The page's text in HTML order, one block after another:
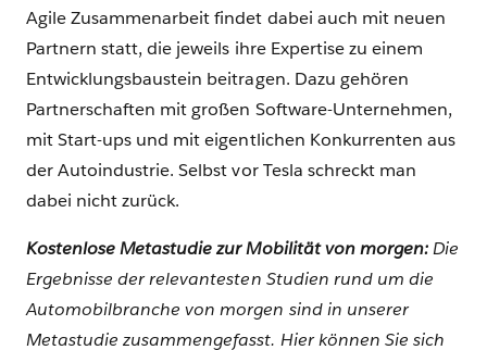
Agile Zusammenarbeit findet dabei auch mit neuen
Partnern statt, die jeweils ihre Expertise zu einem
Entwicklungsbaustein beitragen. Dazu gehören
Partnerschaften mit großen Software-Unternehmen,
mit Start-ups und mit eigentlichen Konkurrenten aus
der Autoindustrie. Selbst vor Tesla schreckt man
dabei nicht zurück.
Kostenlose Metastudie zur Mobilität von morgen:Die
Ergebnisse der relevantesten Studien rund um die
Automobilbranche von morgen sind in unserer
Metastudie zusammengefasst. Hier können Sie sich